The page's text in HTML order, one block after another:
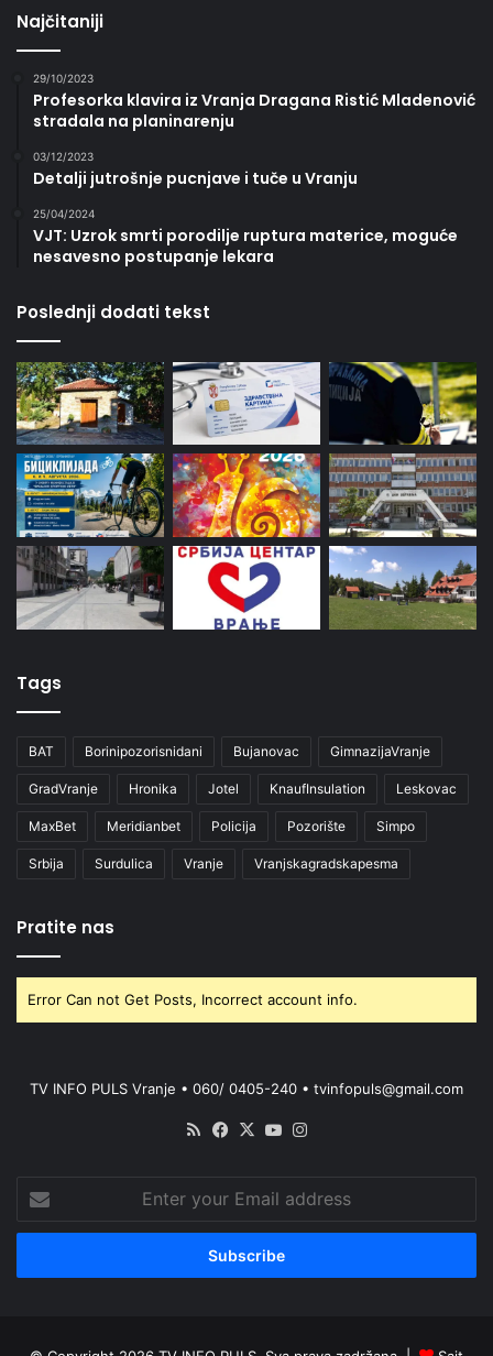
Najčitaniji
29/10/2023
Profesorka klavira iz Vranja Dragana Ristić Mladenović
stradala na planinarenju
03/12/2023
Detalji jutrošnje pucnjave i tuče u Vranju
25/04/2024
VJT: Uzrok smrti porodilje ruptura materice, moguće
nesavesno postupanje lekara
Poslednji dodati tekst
Tags
BAT Borinipozorisnidani Bujanovac GimnazijaVranje
GradVranje Hronika Jotel KnaufInsulation Leskovac
MaxBet Meridianbet Policija Pozorište Simpo
Srbija Surdulica Vranje Vranjskagradskapesma
Pratite nas
Error Can not Get Posts, Incorrect account info.
TV INFO PULS Vranje • 060/ 0405-240 • tvinfopuls@gmail.com
RSS Facebook
X YouTube
your
Email